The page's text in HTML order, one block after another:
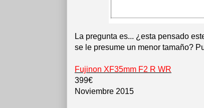
La pregunta es... ¿esta pensado
se le presume un menor tamaño?
Fujinon XF35mm F2 R WR
399€
Noviembre 2015